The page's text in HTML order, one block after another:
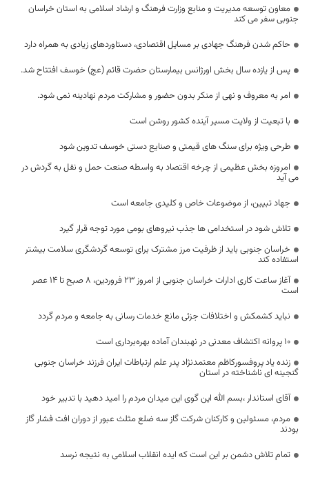
معاون توسعه مدیریت و منابع وزارت فرهنگ و ارشاد اسلامی به استان خراسان
جنوبی سفر می کند
حاکم شدن فرهنگ جهادی بر مسایل اقتصادی، دستاوردهای زیادی به همراه دارد
پس از یازده سال بخش اورژانس بیمارستان حضرت قائم (عج) خوسف افتتاح شد.
امر به معروف و نهی از منکر بدون حضور و مشارکت مردم نهادینه نمی شود.
با تبعیت از ولایت مسیر آینده کشور روشن است
طرحی ویژه برای سنگ های قیمتی و صنایع دستی خوسف تدوین شود
امروزه بخش عظیمی از چرخه اقتصاد به واسطه صنعت حمل و نقل به گردش در
می آید
جهاد تبیین، از موضوعات خاص و کلیدی جامعه است
تلاش شود در استخدامی ها جذب نیروهای بومی مورد توجه قرار گیرد
خراسان جنوبی باید از ظرفیت مرز مشترک برای توسعه گردشگری سلامت بیشتر
استفاده کند
آغاز ساعت کاری ادارات خراسان جنوبی از امروز 23 فروردین، 8 صبح تا 14 عصر
است
نباید کشمکش و اختلافات جزئی مانع خدمات رسانی به جامعه و مردم گردد
۱۰ پروانه اکتشاف معدنی در نهبندان آماده بهره‌برداری است
زنده یاد پروفسورکاظم معتمدنژاد پدر علم ارتباطات ایران فرزند خراسان جنوبی
گنجینه ای ناشناخته در استان
آقای استاندار ،بسم الله این گوی این میدان مردم را امید دهید با تدبیر خود
مردم، مسئولین و کارکنان شرکت گاز سه ضلع مثلث عبور از دوران افت فشار گاز
بودند
تمام تلاش دشمن بر این است که ایده انقلاب اسلامی به نتیجه نرسد